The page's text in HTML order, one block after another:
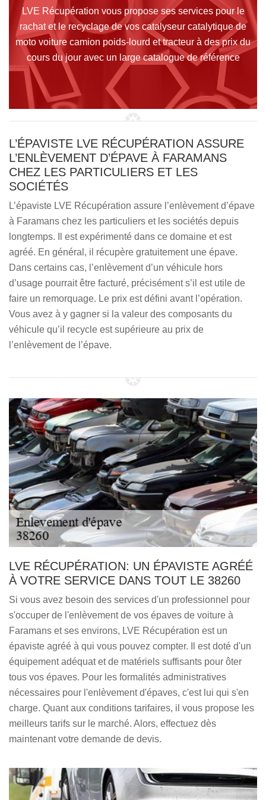
LVE Récupération vous propose ses services pour le
rachat et le recyclage de vos catalyseur catalytique de
moto voiture camion poids-lourd et tracteur à des prix du
cours du jour avec un large catalogue de référence
L’ÉPAVISTE LVE RÉCUPÉRATION ASSURE
L’ENLÈVEMENT D’ÉPAVE À FARAMANS
CHEZ LES PARTICULIERS ET LES
SOCIÉTÉS
L’épaviste LVE Récupération assure l’enlèvement d’épave
à Faramans chez les particuliers et les sociétés depuis
longtemps. Il est expérimenté dans ce domaine et est
agréé. En général, il récupère gratuitement une épave.
Dans certains cas, l’enlèvement d’un véhicule hors
d’usage pourrait être facturé, précisément s’il est utile de
faire un remorquage. Le prix est défini avant l’opération.
Vous avez à y gagner si la valeur des composants du
véhicule qu’il recycle est supérieure au prix de
l’enlèvement de l’épave.
LVE RÉCUPÉRATION: UN ÉPAVISTE AGRÉÉ
À VOTRE SERVICE DANS TOUT LE 38260
Si vous avez besoin des services d'un professionnel pour
s'occuper de l'enlèvement de vos épaves de voiture à
Faramans et ses environs, LVE Récupération est un
épaviste agréé à qui vous pouvez compter. Il est doté d'un
équipement adéquat et de matériels suffisants pour ôter
tous vos épaves. Pour les formalités administratives
nécessaires pour l'enlèvement d'épaves, c'est lui qui s'en
charge. Quant aux conditions tarifaires, il vous propose les
meilleurs tarifs sur le marché. Alors, effectuez dès
maintenant votre demande de devis.